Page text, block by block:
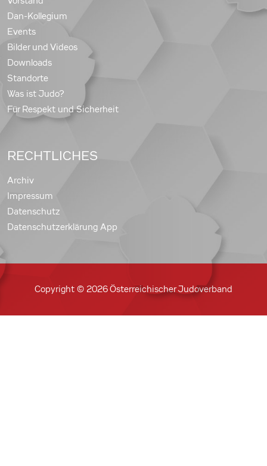
Dan-Kollegium
Events
Bilder und Videos
Downloads
Standorte
Was ist Judo?
Für Respekt und Sicherheit
RECHTLICHES
Archiv
Impressum
Datenschutz
Datenschutzerklärung App
Copyright © 2026 Österreichischer Judoverband